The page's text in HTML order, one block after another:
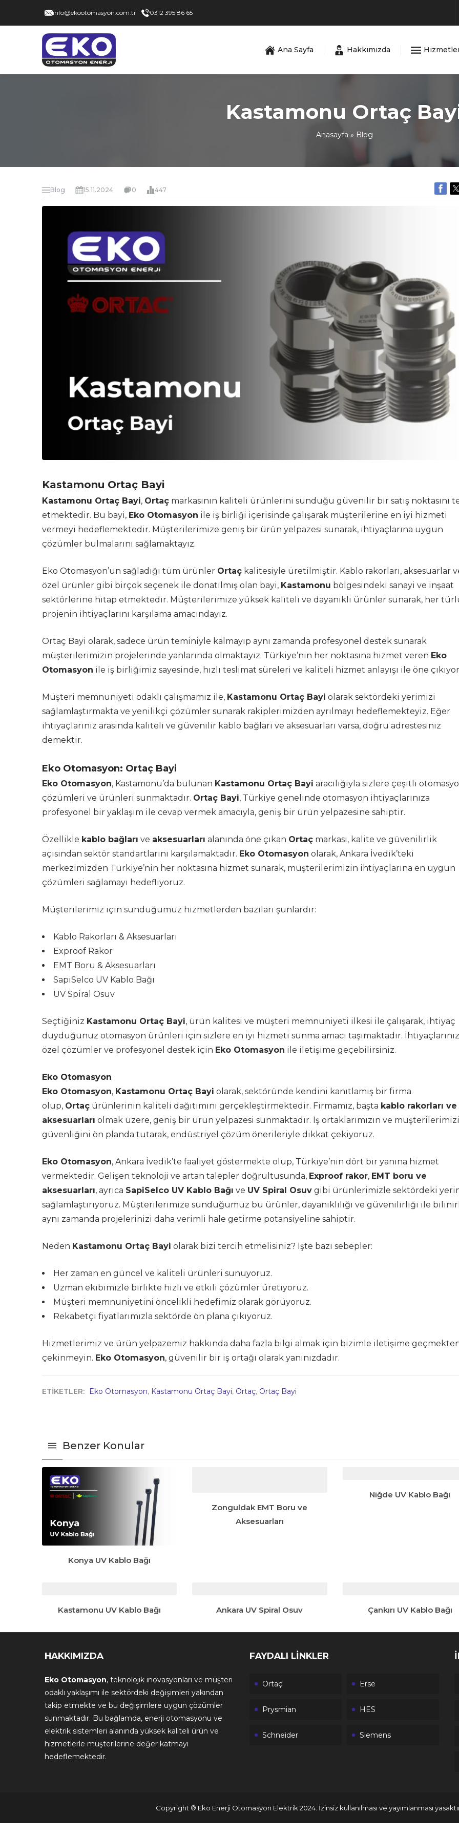
info@ekootomasyon.com.tr 0312 395 86 65
Ana Sayfa Hakkımızda
Kastamonu Ortaç
Anasayfa » Blog
Blog 15.11.2024 0 447
Kastamonu Ortaç Bayi
Kastamonu Ortaç Bayi, Ortaç markasının kaliteli ürünlerini sunduğu güvenilir bir satış noktasını
etmektedir. Bu bayi, Eko Otomasyon ile iş birliği içerisinde çalışarak müşterilerine en iyi hizmeti
vermeyi hedeflemektedir. Müşterilerimize geniş bir ürün yelpazesi sunarak, ihtiyaçlarına uygun
çözümler bulmalarını sağlamaktayız.
Eko Otomasyon’un sağladığı tüm ürünler Ortaç kalitesiyle üretilmiştir. Kablo rakorları, aksesuarlar
özel ürünler gibi birçok seçenek ile donatılmış olan bayi, Kastamonu bölgesindeki sanayi ve inşaat
sektörlerine hitap etmektedir. Müşterilerimize yüksek kaliteli ve dayanıklı ürünler sunarak, her
projenin ihtiyaçlarını karşılama amacındayız.
Ortaç Bayi olarak, sadece ürün teminiyle kalmayıp aynı zamanda profesyonel destek sunarak
müşterilerimizin projelerinde yanlarında olmaktayız. Türkiye’nin her noktasına hizmet veren Eko
Otomasyon ile iş birliğimiz sayesinde, hızlı teslimat süreleri ve kaliteli hizmet anlayışı ile öne
Müşteri memnuniyeti odaklı çalışmamız ile, Kastamonu Ortaç Bayi olarak sektördeki yerimizi
sağlamlaştırmakta ve yenilikçi çözümler sunarak rakiplerimizden ayrılmayı hedeflemekteyiz. Eğer
ihtiyaçlarınız arasında kaliteli ve güvenilir kablo bağları ve aksesuarları varsa, doğru adrestesiniz
demektir.
Eko Otomasyon: Ortaç Bayi
Eko Otomasyon, Kastamonu’da bulunan Kastamonu Ortaç Bayi aracılığıyla sizlere çeşitli
çözümleri ve ürünleri sunmaktadır. Ortaç Bayi, Türkiye genelinde otomasyon ihtiyaçlarınıza
profesyonel bir yaklaşım ile cevap vermek amacıyla, geniş bir ürün yelpazesine sahiptir.
Özellikle kablo bağları ve aksesuarları alanında öne çıkan Ortaç markası, kalite ve güvenilirlik
açısından sektör standartlarını karşılamaktadır. Eko Otomasyon olarak, Ankara İvedik’teki
merkezimizden Türkiye’nin her noktasına hizmet sunarak, müşterilerimizin ihtiyaçlarına en uygun
çözümleri sağlamayı hedefliyoruz.
Müşterilerimiz için sunduğumuz hizmetlerden bazıları şunlardır:
Kablo Rakorları & Aksesuarları
Exproof Rakor
EMT Boru & Aksesuarları
SapiSelco UV Kablo Bağı
UV Spiral Osuv
Seçtiğiniz Kastamonu Ortaç Bayi, ürün kalitesi ve müşteri memnuniyeti ilkesi ile çalışarak, ihtiyaç
duyduğunuz otomasyon ürünleri için sizlere en iyi hizmeti sunma amacı taşımaktadır.
özel çözümler ve profesyonel destek için Eko Otomasyon ile iletişime geçebilirsiniz.
Eko Otomasyon
Eko Otomasyon, Kastamonu Ortaç Bayi olarak, sektöründe kendini kanıtlamış bir firma
olup, Ortaç ürünlerinin kaliteli dağıtımını gerçekleştirmektedir. Firmamız, başta kablo rakorları ve
aksesuarları olmak üzere, geniş bir ürün yelpazesi sunmaktadır. İş ortaklarımızın ve
güvenliğini ön planda tutarak, endüstriyel çözüm önerileriyle dikkat çekiyoruz.
Eko Otomasyon, Ankara İvedik’te faaliyet göstermekte olup, Türkiye’nin dört bir yanına hizmet
vermektedir. Gelişen teknoloji ve artan talepler doğrultusunda, Exproof rakor, EMT boru ve
aksesuarları, ayrıca SapiSelco UV Kablo Bağı ve UV Spiral Osuv gibi ürünlerimizle sektördeki
sağlamlaştırıyoruz. Müşterilerimize sunduğumuz bu ürünler, dayanıklılığı ve güvenilirliği ile
aynı zamanda projelerinizi daha verimli hale getirme potansiyeline sahiptir.
Neden Kastamonu Ortaç Bayi olarak bizi tercih etmelisiniz? İşte bazı sebepler:
Her zaman en güncel ve kaliteli ürünleri sunuyoruz.
Uzman ekibimizle birlikte hızlı ve etkili çözümler üretiyoruz.
Müşteri memnuniyetini öncelikli hedefimiz olarak görüyoruz.
Rekabetçi fiyatlarımızla sektörde ön plana çıkıyoruz.
Hizmetlerimiz ve ürün yelpazemiz hakkında daha fazla bilgi almak için bizimle iletişime
çekinmeyin. Eko Otomasyon, güvenilir bir iş ortağı olarak yanınızdadır.
ETİKETLER: Eko Otomasyon, Kastamonu Ortaç Bayi, Ortaç, Ortaç Bayi
Benzer Konular
Konya UV Kablo Bağı
Zonguldak EMT Boru ve
Aksesuarları
Niğde UV Kablo Bağı
Kastamonu UV Kablo Bağı Ankara UV Spiral Osuv Çankırı UV Kablo Bağı
HAKKIMIZDA
Eko Otomasyon, teknolojik inovasyonları ve müşteri
odaklı yaklaşımı ile sektördeki değişimleri yakından
takip etmekte ve bu değişimlere uygun çözümler
sunmaktadır. Bu bağlamda, enerji otomasyonu ve
elektrik sistemleri alanında yüksek kaliteli ürün ve
hizmetlerle müşterilerine değer katmayı
hedeflemektedir.
FAYDALI LİNKLER
Ortaç Erse
Prysmian HES
Schneider Siemens
Copyright ® Eko Enerji Otomasyon Elektrik 2024. İzinsiz kullanılması ve yayımlanması